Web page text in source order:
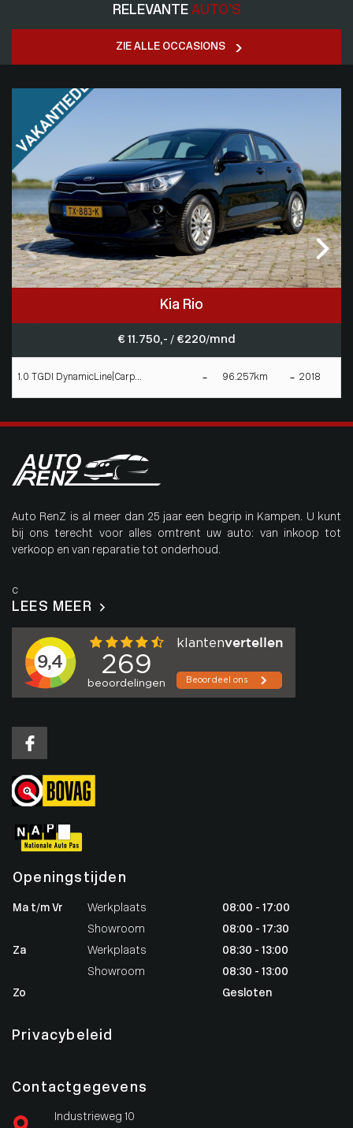
RELEVANTE AUTO’S
ZIE ALLE OCCASIONS
Kia Rio
€ 11.750,- / € 220/mnd
1.0 TGDI DynamicLine|Carp... 96.257km 2018
Auto RenZ is al meer dan 25 jaar een begrip in Kampen. U kunt
bij ons terecht voor alles omtrent uw auto: van inkoop tot
verkoop en van reparatie tot onderhoud.
c
LEES MEER
Openingstijden
Ma t/m Vr
Werkplaats
Showroom
Za
Werkplaats
Showroom
Zo
08:00 - 17:00
08:00 - 17:30
08:30 - 13:00
08:30 - 13:00
Gesloten
Privacybeleid
Contactgegevens
Industrieweg 10